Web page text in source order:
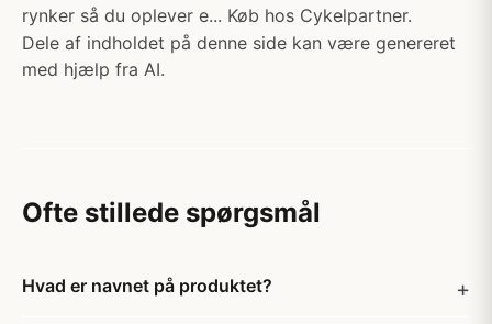
rynker så du oplever e... Køb hos Cykelpartner.
Dele af indholdet på denne side kan være genereret
med hjælp fra AI.
Ofte stillede spørgsmål
Hvad er navnet på produktet?